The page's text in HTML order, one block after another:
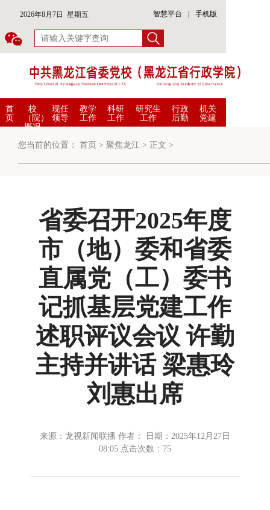
2026年8月7日 星期五 智慧平台 手机版
首
页
校
（院）
概况
现任
领导
教学
工作
科研
工作
研究生
工作
行政
后勤
机关
党建
您当前的位置： 首页 > 聚焦龙江 > 正文 >
省委召开2025年度
市（地）委和省委
直属党（工）委书
记抓基层党建工作
述职评议会议 许勤
主持并讲话 梁惠玲
刘惠出席
来源：龙视新闻联播 作者： 日期：2025年12月27日
08:05 点击次数： 75